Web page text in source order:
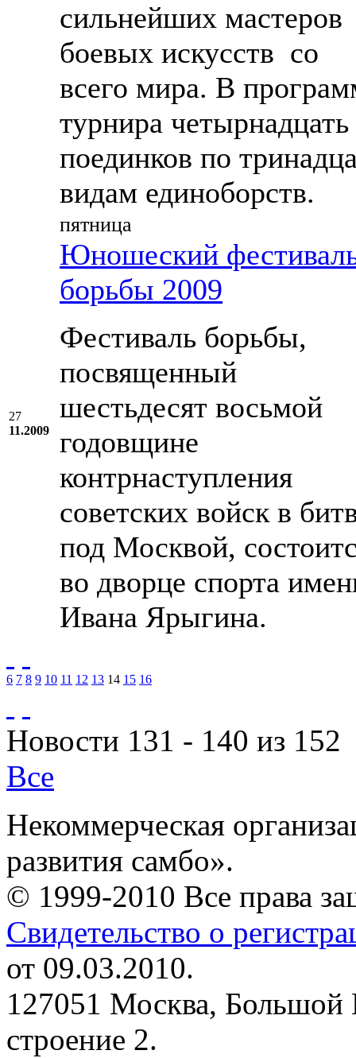
сильнейших мастеров
боевых искусств со
всего мира. В
турнира четырнадцать
поединков по
видам единоборств.
27
11.2009
пятница
Юношеский
борьбы 2009
Фестиваль борьбы,
посвященный
шестьдесят восьмой
годовщине
контрнаступления
советских войск в
под Москвой,
во дворце спорта
Ивана Ярыгина.
6 7 8 9 10 11 12 13 14 15 16
Новости 131 - 140 из 152
Все
Некоммерческая
развития самбо».
© 1999-2010 Все права
Свидетельство о
от 09.03.2010.
127051 Москва, Большой
строение 2.